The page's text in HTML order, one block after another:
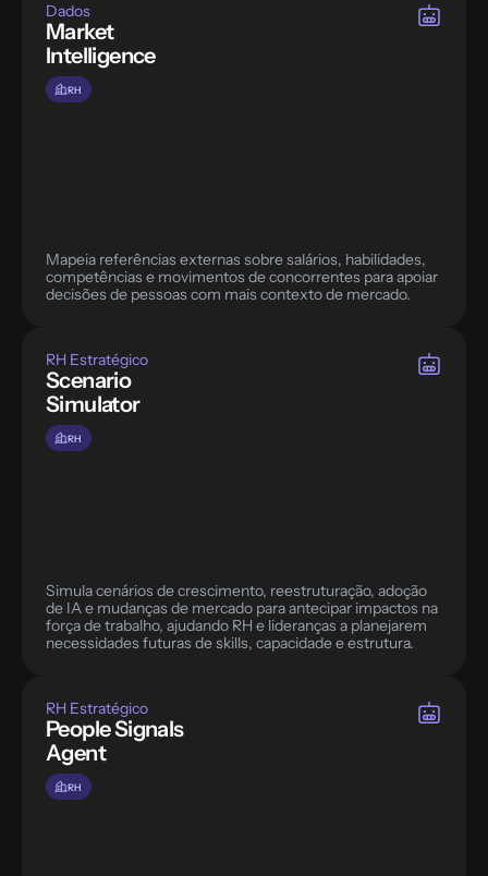
Dados
Market
Intelligence
RH
Mapeia referências externas sobre salários, habilidades,
competências e movimentos de concorrentes para apoiar
decisões de pessoas com mais contexto de mercado.
RH Estratégico
Scenario
Simulator
RH
Simula cenários de crescimento, reestruturação, adoção
de IA e mudanças de mercado para antecipar impactos na
força de trabalho, ajudando RH e lideranças a planejarem
RH Estratégico
People Signals
Agent
RH